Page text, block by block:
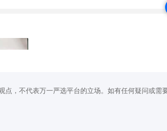
，不代表万一严选平台的立场。如有任何疑问或